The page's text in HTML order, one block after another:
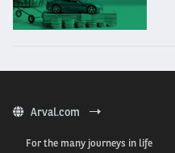
Arval.com
For the many journeys in life